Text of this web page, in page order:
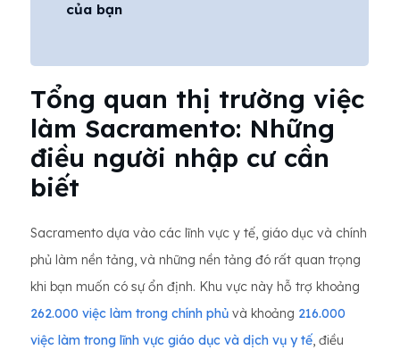
của bạn
Tổng quan thị trường việc
làm Sacramento: Những
điều người nhập cư cần
biết
Sacramento dựa vào các lĩnh vực y tế, giáo dục và chính
phủ làm nền tảng, và những nền tảng đó rất quan trọng
khi bạn muốn có sự ổn định. Khu vực này hỗ trợ khoảng
262.000 việc làm trong chính phủ và khoảng 216.000
việc làm trong lĩnh vực giáo dục và dịch vụ y tế, điều